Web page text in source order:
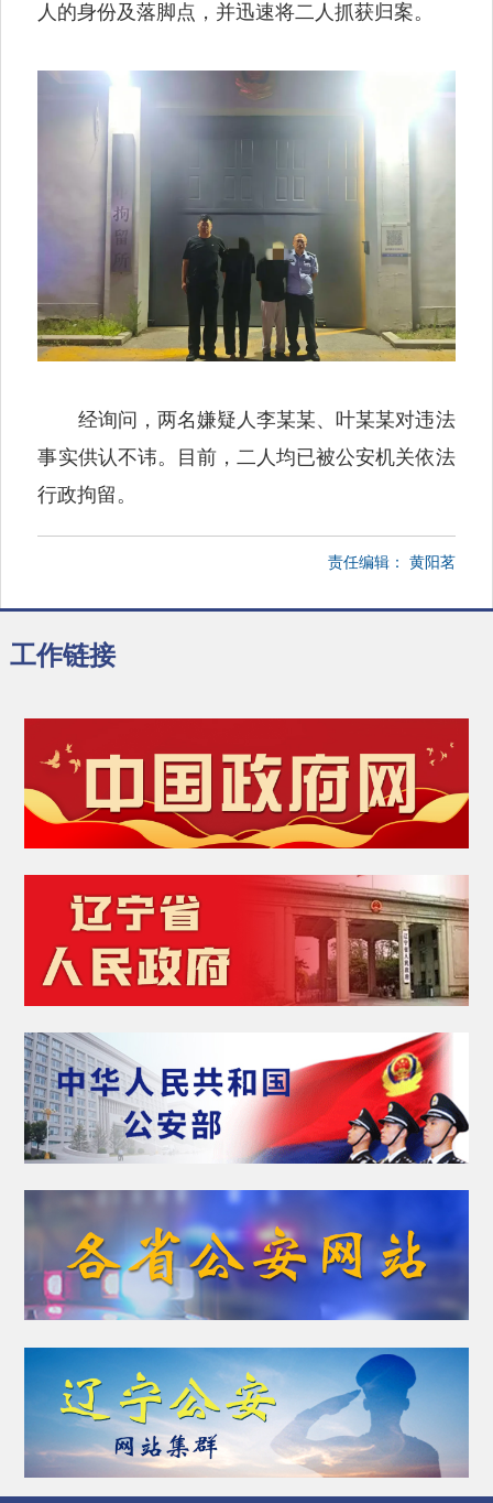
人的身份及落脚点，并迅速将二人抓获归案。
经询问，两名嫌疑人李某某、叶某某对违法
事实供认不讳。目前，二人均已被公安机关依法
行政拘留。
责任编辑： 黄阳茗
工作链接